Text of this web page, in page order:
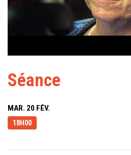
Séance
MAR. 20 FÉV.
18H00